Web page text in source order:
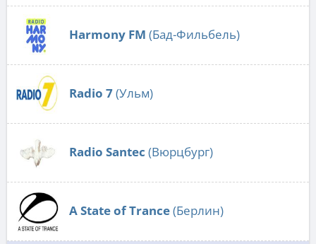
Harmony FM (Бад-Фильбель)
Radio 7(Ульм)
Radio Santec (Вюрцбург)
A State of Trance(Берлин)